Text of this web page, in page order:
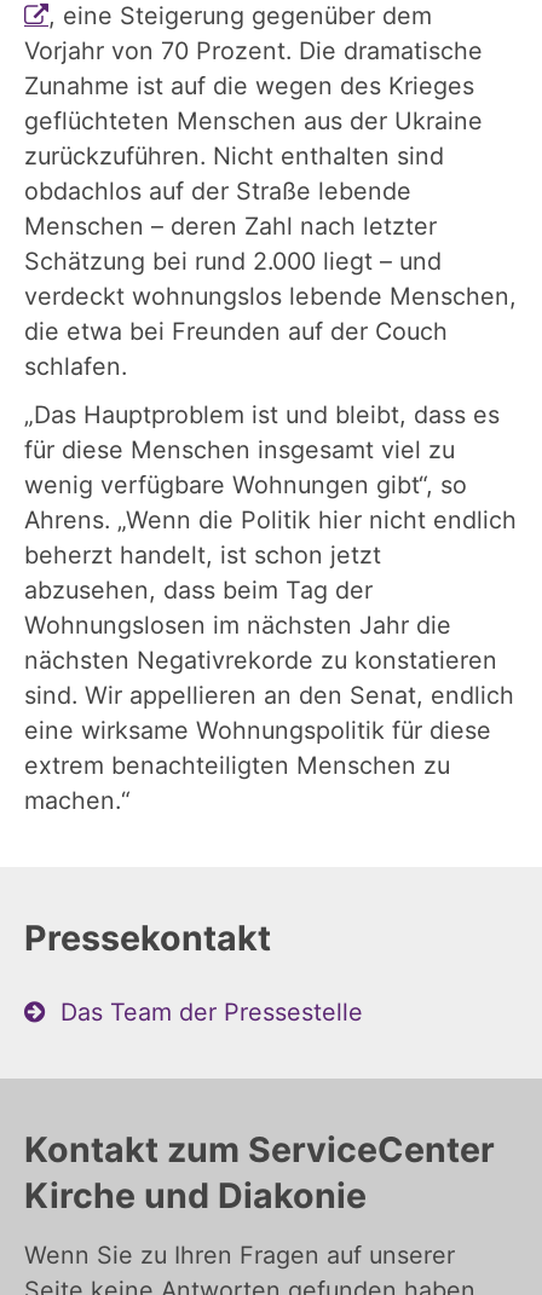
, eine Steigerung gegenüber dem
Vorjahr von 70 Prozent. Die dramatische
Zunahme ist auf die wegen des Krieges
geflüchteten Menschen aus der Ukraine
zurückzuführen. Nicht enthalten sind
obdachlos auf der Straße lebende
Menschen – deren Zahl nach letzter
Schätzung bei rund 2.000 liegt – und
verdeckt wohnungslos lebende Menschen,
die etwa bei Freunden auf der Couch
schlafen.
„Das Hauptproblem ist und bleibt, dass es
für diese Menschen insgesamt viel zu
wenig verfügbare Wohnungen gibt“, so
Ahrens. „Wenn die Politik hier nicht endlich
beherzt handelt, ist schon jetzt
abzusehen, dass beim Tag der
Wohnungslosen im nächsten Jahr die
nächsten Negativrekorde zu konstatieren
sind. Wir appellieren an den Senat, endlich
eine wirksame Wohnungspolitik für diese
extrem benachteiligten Menschen zu
machen.“
Pressekontakt
Das Team der Pressestelle
Kontakt zum ServiceCenter
Kirche und Diakonie
Wenn Sie zu Ihren Fragen auf unserer